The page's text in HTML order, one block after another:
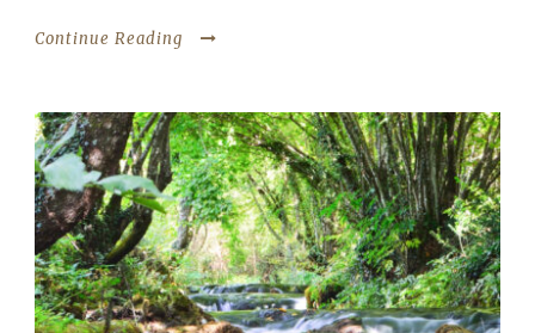
Continue Reading